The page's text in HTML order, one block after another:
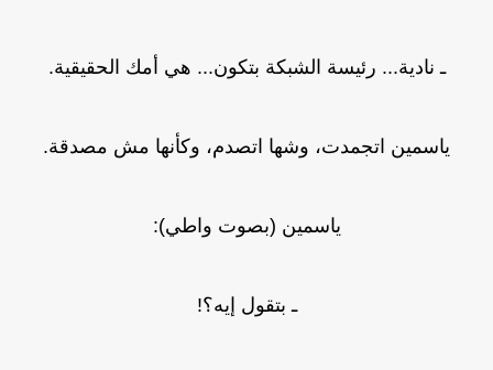
ـ نادية... رئيسة الشبكة بتكون... هي أمك الحقيقية.
ياسمين اتجمدت، وشها اتصدم، وكأنها مش مصدقة.
ياسمين (بصوت واطي):
ـ بتقول إيه؟!